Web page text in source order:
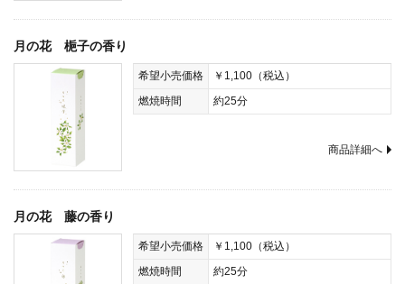
月の花 梔子の香り
希望小売価格
￥1,100（税込）
燃焼時間
約25分
商品詳細へ
月の花 藤の香り
希望小売価格
￥1,100（税込）
燃焼時間
約25分